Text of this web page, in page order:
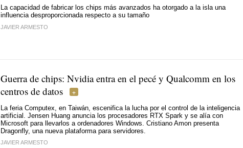
La capacidad de fabricar los chips más avanzados ha otorgado a la isla una
influencia desproporcionada respecto a su tamaño
JAVIER ARMESTO
Guerra de chips: Nvidia entra en el pecé y Qualcomm en los
centros de datos
La feria Computex, en Taiwán, escenifica la lucha por el control de la inteligencia
artificial. Jensen Huang anuncia los procesadores RTX Spark y se alía con
Microsoft para llevarlos a ordenadores Windows. Cristiano Amon presenta
Dragonfly, una nueva plataforma para servidores.
JAVIER ARMESTO